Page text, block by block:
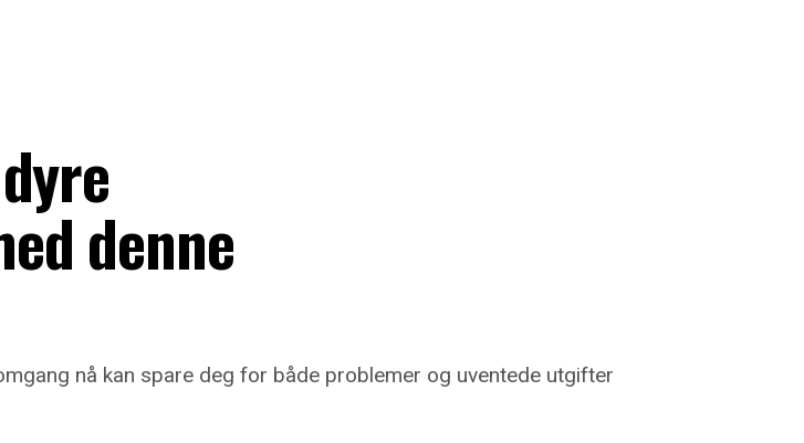
denne
nå kan spare deg for både problemer og uventede utgifter